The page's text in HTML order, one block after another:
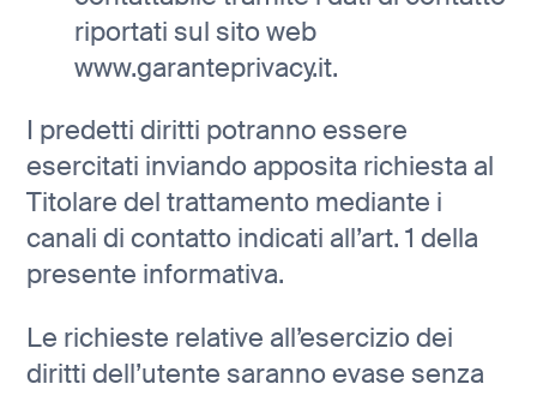
riportati sul sito web
www.garanteprivacy.it.
I predetti diritti potranno essere
esercitati inviando apposita richiesta al
Titolare del trattamento mediante i
canali di contatto indicati all’art. 1 della
presente informativa.
Le richieste relative all’esercizio dei
diritti dell’utente saranno evase senza